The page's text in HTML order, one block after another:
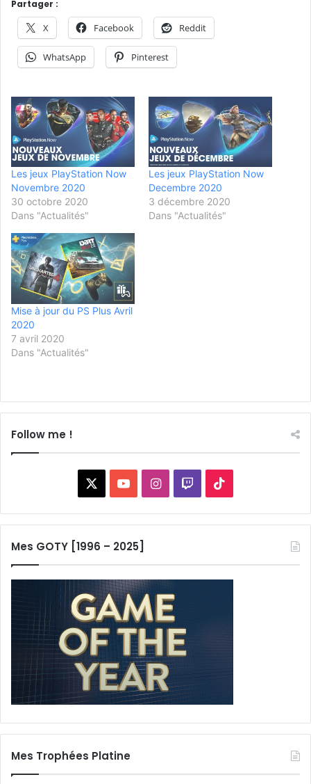
Partager :
X Facebook Reddit
WhatsApp Pinterest
Les jeux PlayStation Now
Novembre 2020
30 octobre 2020
Dans "Actualités"
Les jeux PlayStation Now
Decembre 2020
3 décembre 2020
Dans "Actualités"
Mise à jour du PS Plus Avril
2020
7 avril 2020
Dans "Actualités"
Follow me !
YouTubeInstagram
Twitch
Mes GOTY [1996 – 2025]
Mes Trophées Platine